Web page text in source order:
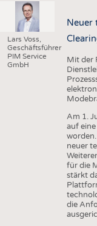
Lars Voss,
Geschäftsführer
PIM Service
GmbH
Neuer
Mit der
Am 1.
auf
neuer
für die
stärkt
die